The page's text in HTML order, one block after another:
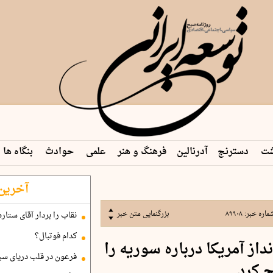
دسترنج آدرنالین فرهنگ و هنر علمی حوادث بنگاه ها
خبر:۸۹۹۰۸ بزرگنمایی متن خبر
آمریکا درباره سوریه را
نقاب را بردار آقای
کدام فوتبال؟
فرعون در قلب دریای